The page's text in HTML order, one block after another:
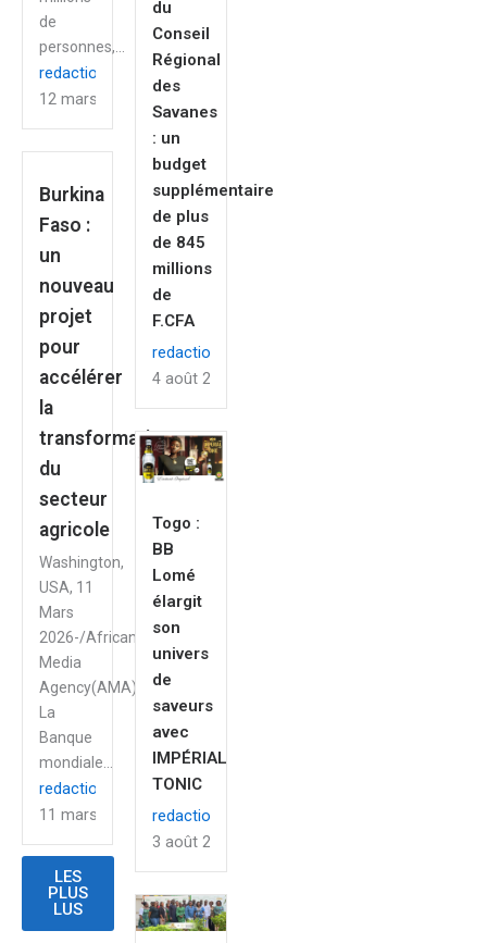
de
personnes,...
redaction
12 mars 2026
Burkina
Faso :
un
nouveau
projet
pour
accélérer
la
transformation
du
secteur
agricole
Washington,
USA, 11
Mars
2026-/African
Media
Agency(AMA)/-
La
Banque
mondiale...
redaction
11 mars 2026
LES
PLUS
LUS
du
Conseil
Régional
des
Savanes
: un
budget
supplémentaire
de plus
de 845
millions
de
F.CFA
redaction
4 août 2026
Togo :
BB
Lomé
élargit
son
univers
de
saveurs
avec
IMPÉRIAL
TONIC
redaction
3 août 2026